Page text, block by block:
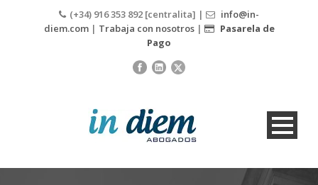
(+34) 916 353 892 [centralita] |
info@in-
diem.com| Trabaja con nosotros|
Pasarela de
Pago